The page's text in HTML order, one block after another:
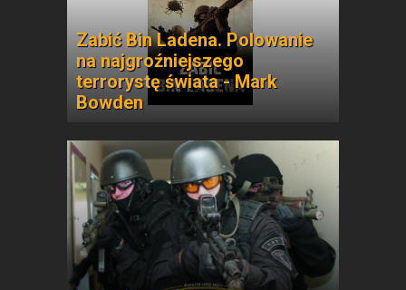
Zabić Bin Ladena. Polowanie
na najgroźniejszego
terrorystę świata - Mark
Bowden